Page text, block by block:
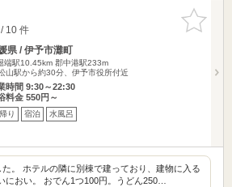
お気に入
りに追加
10 件
県 / 伊予市灘町
端駅10.45km 郡中港駅233m
山駅から約30分、伊予市役所付近
時間 9:30～22:30
料金 550円～
り 宿泊 水風呂
た。 ホテルの隣に別棟で建っており、建物に入る
におい。 おでん1つ100円。うどん250…